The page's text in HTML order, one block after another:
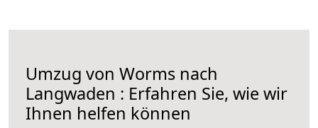
Umzug von Worms nach
Langwaden : Erfahren Sie, wie wir
Ihnen helfen können